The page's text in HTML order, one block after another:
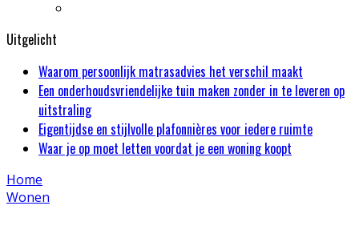
Uitgelicht
Waarom persoonlijk matrasadvies het verschil maakt
Een onderhoudsvriendelijke tuin maken zonder in te leveren op
uitstraling
Eigentijdse en stijlvolle plafonnières voor iedere ruimte
Waar je op moet letten voordat je een woning koopt
Home
Wonen